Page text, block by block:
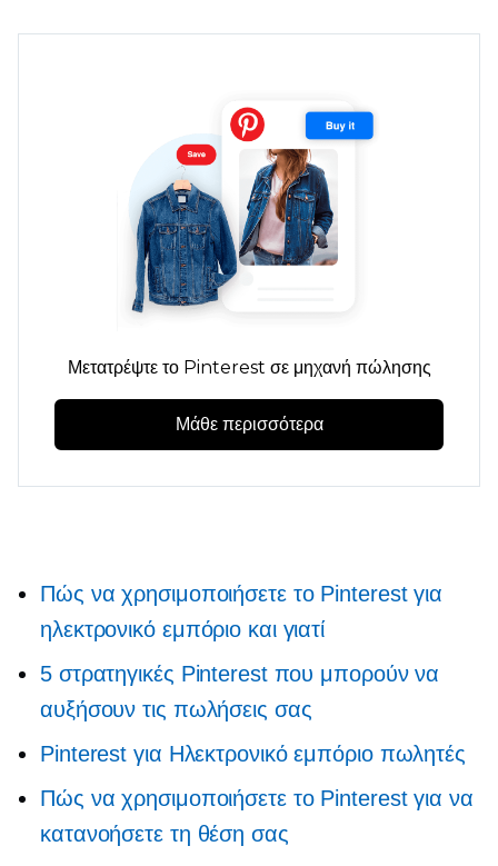
Μετατρέψτε το Pinterest σε μηχανή πώλησης
Μάθε περισσότερα
Πώς να χρησιμοποιήσετε το Pinterest για
ηλεκτρονικό εμπόριο και γιατί
5 στρατηγικές Pinterest που μπορούν να
αυξήσουν τις πωλήσεις σας
Pinterest για Ηλεκτρονικό εμπόριοπωλητές
Πώς να χρησιμοποιήσετε το Pinterest για να
κατανοήσετε τη θέση σας